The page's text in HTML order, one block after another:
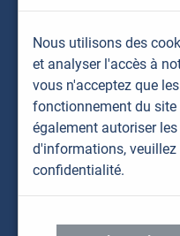
Mes
Nous utilisons des
et analyser l'accès à
vous n'acceptez que
fonctionnement du
également autoriser
d'informations,
confidentialité.